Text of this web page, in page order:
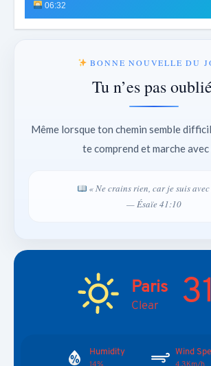
06:32
BONNE NOUVELLE DU
Tu n’es pas
Même lorsque ton chemin semble
te comprend et marche
« Ne crains rien, car je suis
— Ésaïe 41:10
Paris
Clear
Humidity Wind